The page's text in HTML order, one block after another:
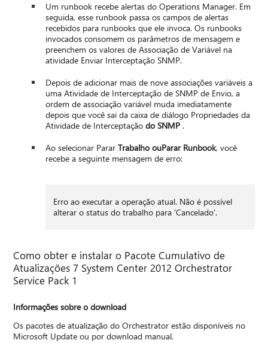
Um runbook recebe alertas do Operations Manager. Em
seguida, esse runbook passa os campos de alertas
recebidos para runbooks que ele invoca. Os runbooks
invocados consomem os parâmetros de mensagem e
preenchem os valores de Associação de Variável na
atividade Enviar Interceptação SNMP.
Depois de adicionar mais de nove associações variáveis a
uma Atividade de Interceptação de SNMP de Envio, a
ordem de associação variável muda imediatamente
depois que você sai da caixa de diálogo Propriedades da
Atividade de Interceptaçãodo SNMP .
Ao selecionar PararTrabalho ouParar Runbook, você
recebe a seguinte mensagem de erro:
Erro ao executar a operação atual. Não é possível
alterar o status do trabalho para 'Cancelado'.
Como obter e instalar o Pacote Cumulativo de
Atualizações 7 System Center 2012 Orchestrator
Service Pack 1
Informações sobre o download
Os pacotes de atualização do Orchestrator estão disponíveis no
Microsoft Update ou por download manual.